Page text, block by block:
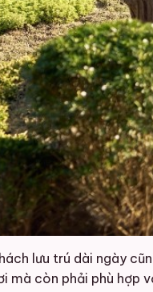
lưu trú dài ngày
mà còn phải phù